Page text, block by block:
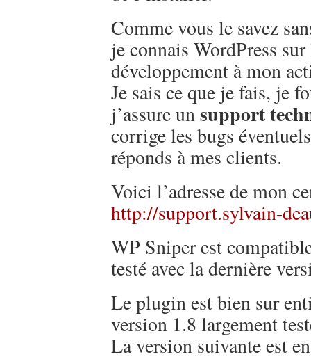
Comme vous le savez
je connais WordPress
développement à mon
Je sais ce que je fais, je
j’assure unsupport
corrige les bugs
réponds à mes clients.
Voici l’adresse de mon
http://support.sylvain-
WP Sniper est
testé avec la dernière
Le plugin est bien sur
version 1.8 largement
La version suivante est